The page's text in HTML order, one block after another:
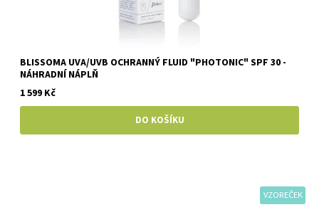
BLISSOMA UVA/UVB OCHRANNÝ FLUID "PHOTONIC" SPF 30 -
NÁHRADNÍ NÁPLŇ
1 599 Kč
VZOREČEK